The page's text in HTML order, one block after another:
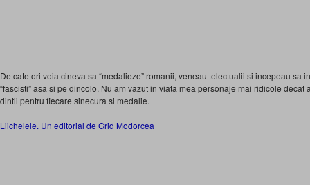
De cate ori voia cineva sa “medalieze” romanii, veneau telectualii si incepeau sa
“fascisti” asa si pe dincolo. Nu am vazut in viata mea personaje mai ridicole decat
dintii pentru fiecare sinecura si medalie.
Liichelele. Un editorial de Grid Modorcea